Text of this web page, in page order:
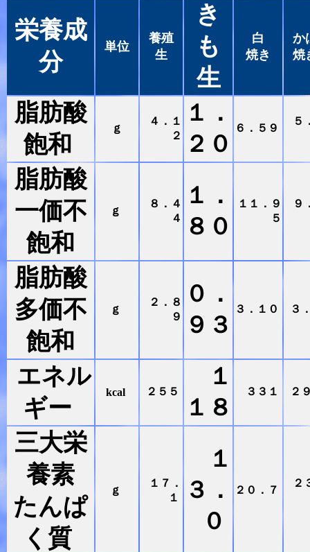
栄養成
分
単位
養殖
生
き
も
生
白
焼き
か
焼
脂肪酸
飽和
ｇ
４．１
２
１．
２０
６．５９
５
脂肪酸
一価不
飽和
ｇ
８．４
４
１．
８０
１１．９
５
９
脂肪酸
多価不
飽和
ｇ
２．８
９
０．
９３
３．１０ ３
エネル
ギー
kcal ２５５
１
１８
３３１ ２
三大栄
養素
たんぱ
く質
ｇ
１７．
１
１
３．
０
２０．７
２